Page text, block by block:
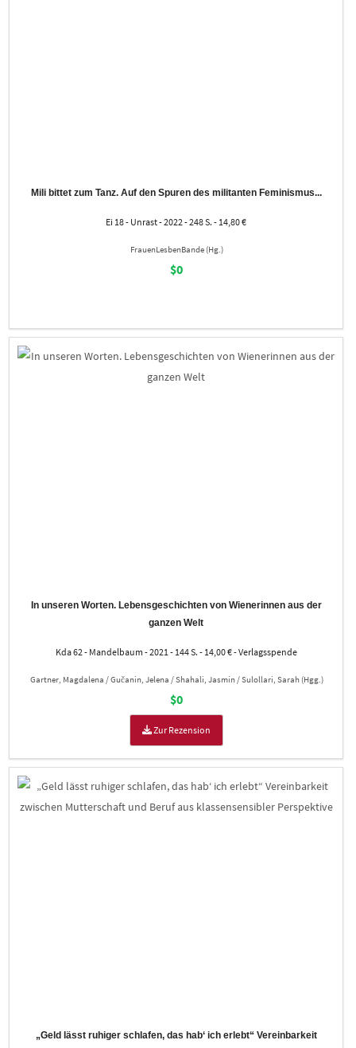
Mili bittet zum Tanz. Auf den Spuren des militanten Feminismus...
Ei 18 - Unrast - 2022 - 248 S. - 14,80 €
FrauenLesbenBande (Hg.)
$0
In unseren Worten. Lebensgeschichten von Wienerinnen aus der
ganzen Welt
Kda 62 - Mandelbaum - 2021 - 144 S. - 14,00 € - Verlagsspende
Gartner, Magdalena / Gučanin, Jelena / Shahali, Jasmin / Sulollari, Sarah (Hgg.)
$0
Zur Rezension
„Geld lässt ruhiger schlafen, das hab‘ ich erlebt“ Vereinbarkeit